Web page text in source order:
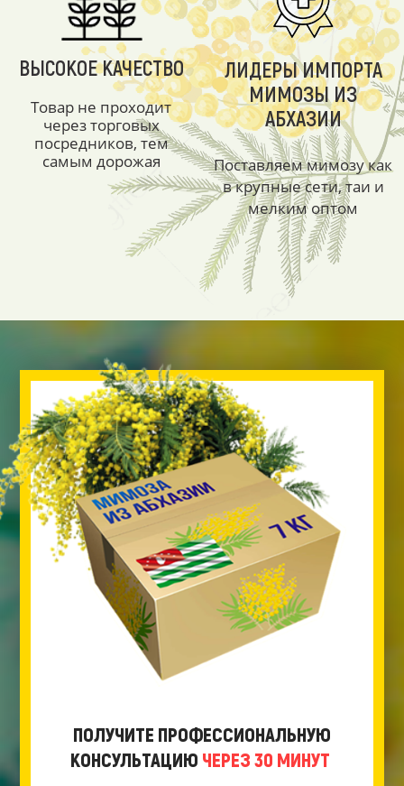
ВЫСОКОЕ КАЧЕСТВО
Товар не проходит
через торговых
посредников, тем
самым дорожая
ЛИДЕРЫ ИМПОРТА
МИМОЗЫ ИЗ
АБХАЗИИ
Поставляем мимозу как
в крупные сети, таи и
мелким оптом
ПОЛУЧИТЕ ПРОФЕССИОНАЛЬНУЮ
КОНСУЛЬТАЦИЮ ЧЕРЕЗ 30 МИНУТ